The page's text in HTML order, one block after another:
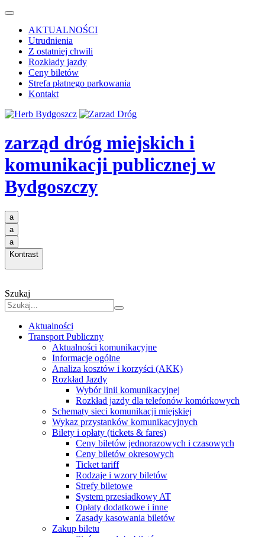
AKTUALNOŚCI
Utrudnienia
Z ostatniej chwili
Rozkłady jazdy
Ceny biletów
Strefa płatnego parkowania
Kontakt
zarząd dróg miejskich i
komunikacji publicznej w
Bydgoszczy
a
a
a
Kontrast
Szukaj
Aktualności
Transport Publiczny
Aktualności komunikacyjne
Informacje ogólne
Analiza kosztów i korzyści (AKK)
Rozkład Jazdy
Wybór linii komunikacyjnej
Rozkład jazdy dla telefonów komórkowych
Schematy sieci komunikacji miejskiej
Wykaz przystanków komunikacyjnych
Bilety i opłaty (tickets & fares)
Ceny biletów jednorazowych i czasowych
Ceny biletów okresowych
Ticket tariff
Rodzaje i wzory biletów
Strefy biletowe
System przesiadkowy AT
Opłaty dodatkowe i inne
Zasady kasowania biletów
Zakup biletu